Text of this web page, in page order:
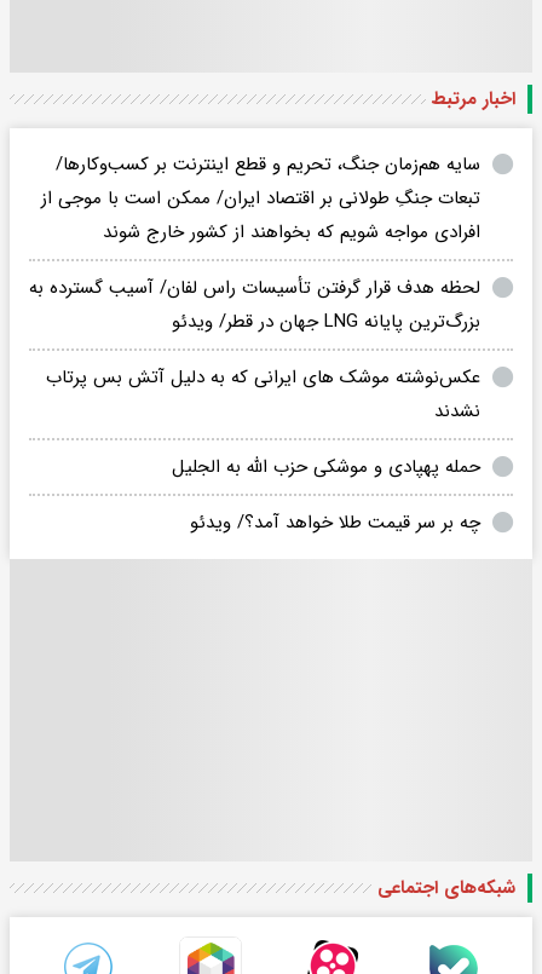
اخبار مرتبط
سایه هم‌زمان جنگ، تحریم‌ و قطع اینترنت بر کسب‌وکارها/
تبعات جنگِ طولانی بر اقتصاد ایران/ ممکن است با موجی از
افرادی مواجه شویم که بخواهند از کشور خارج شوند
لحظه هدف قرار گرفتن تأسیسات راس لفان/ آسیب گسترده به
بزرگ‌ترین پایانه LNG جهان در قطر/ ویدئو
عکس‌نوشته موشک های ایرانی که به دلیل آتش بس پرتاب
نشدند
حمله پهپادی و موشکی حزب الله به الجلیل
چه بر سر قیمت طلا خواهد آمد؟/ ویدئو
شبکه‌های اجتماعی